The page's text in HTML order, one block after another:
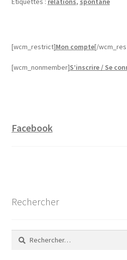
[wcm_restrict]Mon compte[/
[wcm_nonmember]S’inscrire / Se
Facebook
Rechercher
Rechercher :